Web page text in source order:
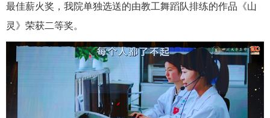
最佳薪火奖，我院单独选送的由教工舞蹈队排练的作品《山
灵》荣获二等奖。